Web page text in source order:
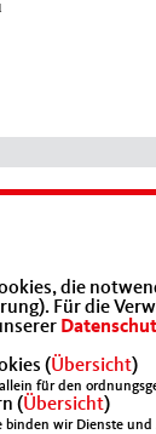
die
Für die
(Übersicht)
für den
(Übersicht)
binden wir Dienste